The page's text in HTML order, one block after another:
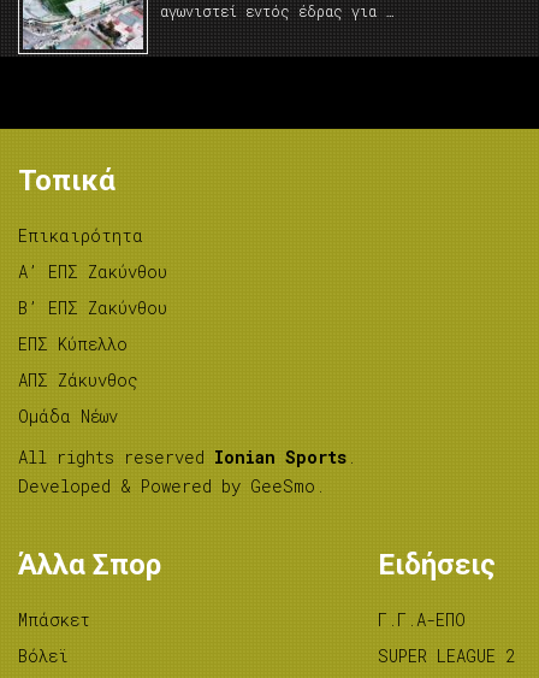
αγωνιστεί εντός έδρας για …
Τοπικά
Επικαιρότητα
A’ ΕΠΣ Ζακύνθου
B’ ΕΠΣ Ζακύνθου
ΕΠΣ Κύπελλο
ΑΠΣ Ζάκυνθος
Ομάδα Νέων
All rights reserved Ionian Sports .
Developed & Powered by GeeSmo .
Άλλα Σπορ
Μπάσκετ
Βόλεϊ
Ειδήσεις
Γ.Γ.Α-ΕΠΟ
SUPER LEAGUE 2